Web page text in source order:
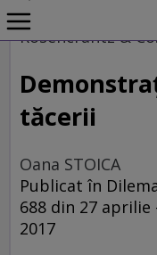
Home
La zi în cultură
Rosencrantz &
tăcerii
Oana STOICA
Publicat în
688 din 27 aprilie
2017